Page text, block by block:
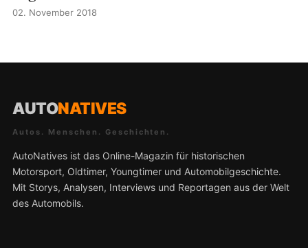
02. November 2018
AUTONATIVES
Autos. Menschen. Geschichten.
AutoNatives ist das Online-Magazin für historischen
Motorsport, Oldtimer, Youngtimer und Automobilgeschichte.
Mit Storys, Analysen, Interviews und Reportagen aus der Welt
des Automobils.